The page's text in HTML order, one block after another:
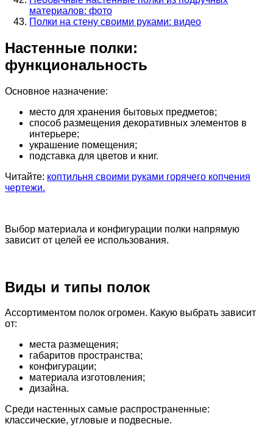
материалов: фото
Полки на стену своими руками: видео
Настенные полки:
функциональность
Основное назначение:
место для хранения бытовых предметов;
способ размещения декоративных элементов в
интерьере;
украшение помещения;
подставка для цветов и книг.
Читайте: коптильня своими руками горячего копчения
чертежи.
Выбор материала и конфигурации полки напрямую
зависит от целей ее использования.
Виды и типы полок
Ассортиментом полок огромен. Какую выбрать зависит
от:
места размещения;
габаритов пространства;
конфигурации;
материала изготовления;
дизайна.
Среди настенных самые распространенные:
классические, угловые и подвесные.